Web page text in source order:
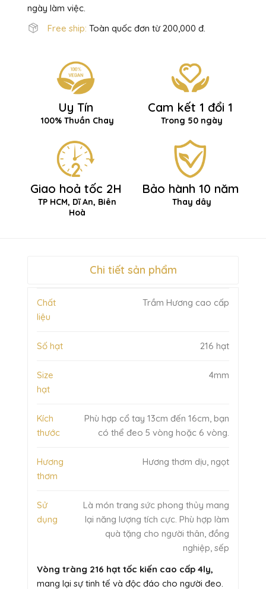
ngày làm việc.
Free ship: Toàn quốc đơn từ 200,000 đ.
Uy Tín
100% Thuần Chay
Cam kết 1 đổi 1
Trong 50 ngày
Giao hoả tốc 2H
TP HCM, Dĩ An, Biên
Hoà
Bảo hành 10 năm
Thay dây
Chi tiết sản phẩm
Chất
liệu
Trầm Hương cao cấp
Số hạt 216 hạt
Size
hạt
4mm
Kích
thước
Phù hợp cổ tay 13cm đến 16cm, bạn
có thể đeo 5 vòng hoặc 6 vòng.
Hương
thơm
Hương thơm dịu, ngọt
Sử
dụng
Là món trang sức phong thủy mang
lại năng lượng tích cực. Phù hợp làm
quà tặng cho người thân, đồng
nghiệp, sếp
Vòng tràng 216 hạt tốc kiến cao cấp 4ly,
mang lại sự tinh tế và độc đáo cho người đeo.